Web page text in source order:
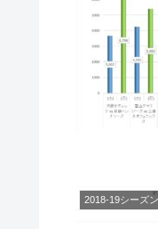
2018-19シーズン